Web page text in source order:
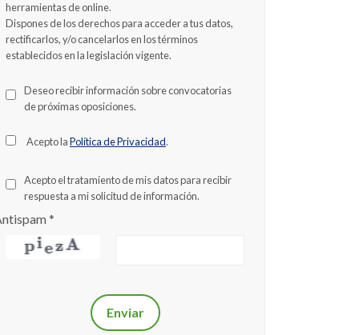
herramientas de online.
Dispones de los derechos para acceder a tus datos,
rectificarlos, y/o cancelarlos en los términos
establecidos en la legislación vigente.
Deseo recibir información sobre convocatorias
de próximas oposiciones.
Acepto laPolítica de Privacidad.
Acepto el tratamiento de mis datos para recibir
respuesta a mi solicitud de información.
*